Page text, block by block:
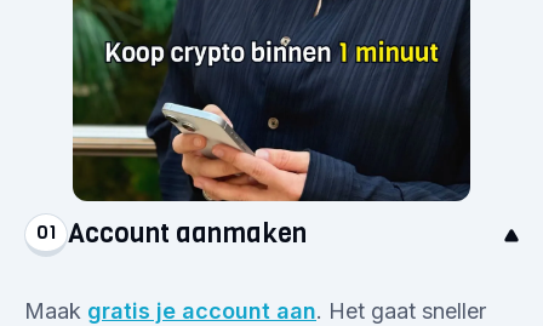
01 Account aanmaken
Maak gratis je account aan. Het gaat sneller